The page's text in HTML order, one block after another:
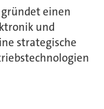
einen
und
strategische